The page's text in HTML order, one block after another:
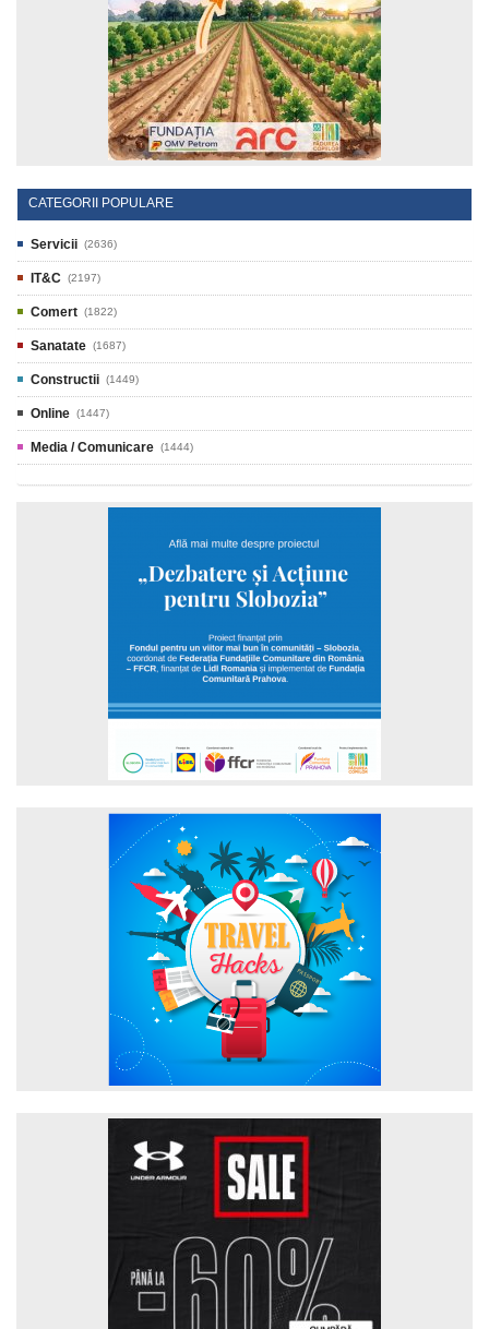
CATEGORII POPULARE
Servicii (2636)
IT&C (2197)
Comert (1822)
Sanatate (1687)
Constructii (1449)
Online (1447)
Media / Comunicare (1444)